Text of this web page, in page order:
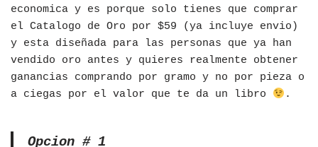
economica y es porque solo tienes que comprar
el Catalogo de Oro por $59 (ya incluye envio)
y esta diseñada para las personas que ya han
vendido oro antes y quieres realmente obtener
ganancias comprando por gramo y no por pieza o
a ciegas por el valor que te da un libro
.
Opcion # 1